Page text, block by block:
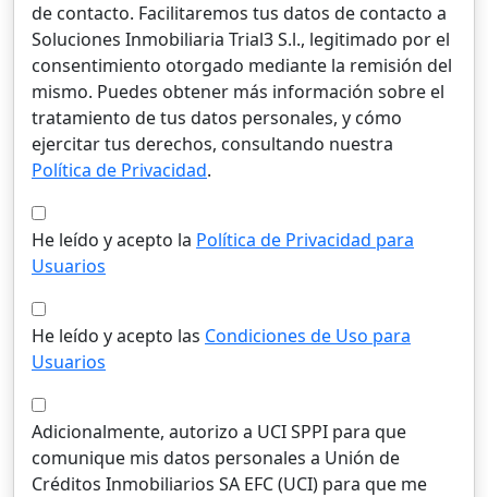
de contacto. Facilitaremos tus datos de contacto a
Soluciones Inmobiliaria Trial3 S.l., legitimado por el
consentimiento otorgado mediante la remisión del
mismo. Puedes obtener más información sobre el
tratamiento de tus datos personales, y cómo
ejercitar tus derechos, consultando nuestra
Política de Privacidad.
He leído y acepto la Política de Privacidad para
Usuarios
He leído y acepto las Condiciones de Uso para
Usuarios
Adicionalmente, autorizo a UCI SPPI para que
comunique mis datos personales a Unión de
Créditos Inmobiliarios SA EFC (UCI) para que me